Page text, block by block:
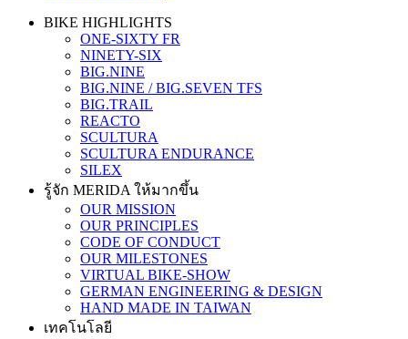
BIKE HIGHLIGHTS
ONE-SIXTY FR
NINETY-SIX
BIG.NINE
BIG.NINE / BIG.SEVEN TFS
BIG.TRAIL
REACTO
SCULTURA
SCULTURA ENDURANCE
SILEX
รู้จัก MERIDA ให้มากขึ้น
OUR MISSION
OUR PRINCIPLES
CODE OF CONDUCT
OUR MILESTONES
VIRTUAL BIKE-SHOW
GERMAN ENGINEERING & DESIGN
HAND MADE IN TAIWAN
เทคโนโลยี